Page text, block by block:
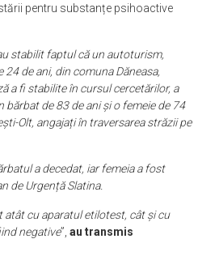
pentru substanțe psihoactive
stabilit faptul că un autoturism,
de ani, din comuna Dăneasa,
a fi stabilite în cursul cercetărilor, a
de 83 de ani și o femeie de 74
Olt, angajați în traversarea străzii pe
a decedat, iar femeia a fost
de Urgență Slatina.
cu aparatul etilotest, cât și cu
negative”,au transmis